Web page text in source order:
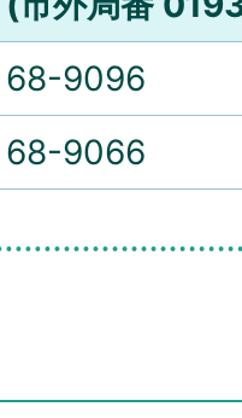
68-9096
68-9066